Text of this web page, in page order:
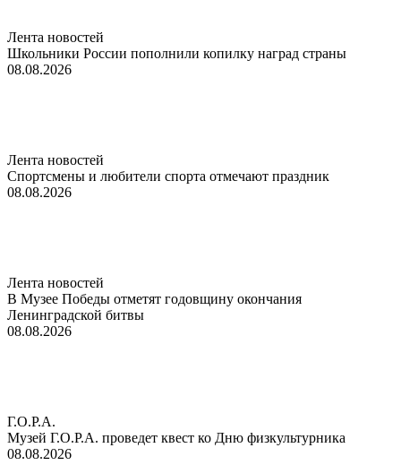
Лента новостей
Школьники России пополнили копилку наград страны
08.08.2026
Лента новостей
Спортсмены и любители спорта отмечают праздник
08.08.2026
Лента новостей
В Музее Победы отметят годовщину окончания
Ленинградской битвы
08.08.2026
Г.О.Р.А.
Музей Г.О.Р.А. проведет квест ко Дню физкультурника
08.08.2026